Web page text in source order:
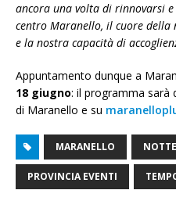
ancora una volta di rinnovarsi
centro Maranello, il cuore della
e la nostra capacità di
Appuntamento dunque a
18 giugno: il programma sarà
di Maranello e su
MARANELLO
PROVINCIA EVENTI